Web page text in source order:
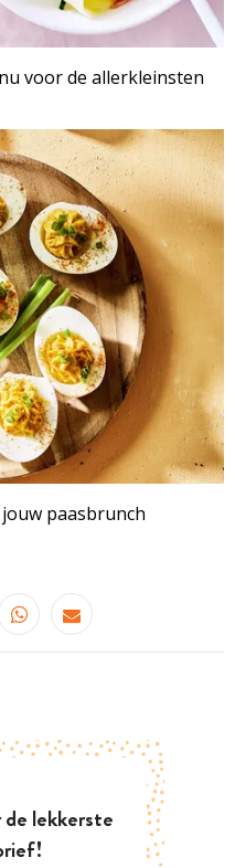
voor de allerkleinsten
paasbrunch
lekkerste